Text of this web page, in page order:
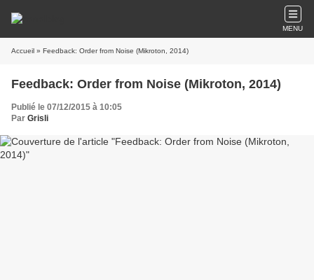
MENU
Accueil » Feedback: Order from Noise (Mikroton, 2014)
Feedback: Order from Noise (Mikroton, 2014)
Publié le 07/12/2015 à 10:05
Par Grisli